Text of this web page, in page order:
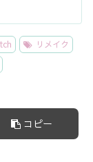
リメイク
コピー